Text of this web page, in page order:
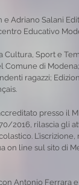
Adriano Salani
Educativo
Cultura, Sport e
Comune di
ragazzi;
presso il
2016, rilascia gli
L’iscrizione,
on line sul sito di
Antonio Ferrara